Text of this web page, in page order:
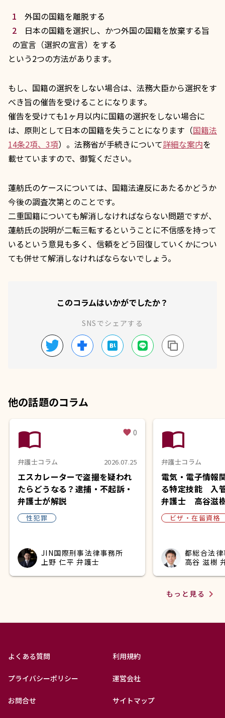
外国の国籍を離脱する
日本の国籍を選択し、かつ外国の国籍を放棄する旨
の宣言（選択の宣言）をする
という2つの方法があります。
もし、国籍の選択をしない場合は、法務大臣から選択をす
べき旨の催告を受けることになります。
催告を受けても1ヶ月以内に国籍の選択をしない場合に
は、原則として日本の国籍を失うことになります（国籍法
14条2項、3項）。法務省が手続きについて詳細な案内を
載せていますので、御覧ください。
蓮舫氏のケースについては、国籍法違反にあたるかどうか
今後の調査次第とのことです。
二重国籍についても解消しなければならない問題ですが、
蓮舫氏の説明が二転三転するということに不信感を持って
いるという意見も多く、信頼をどう回復していくかについ
ても併せて解消しなければならないでしょう。
このコラムはいかがでしたか？
SNSでシェアする
他の話題のコラム
import_contacts favorite 0
弁護士コラム 2026.07.25
エスカレーターで盗撮を疑われ
たらどうなる？逮捕・不起訴・
弁護士が解説
性犯罪
JIN国際刑事法律事務所
上野 仁平 弁護士
import_contacts
弁護士コラム
電気・電子情報
る特定技能 入
弁護士 高谷滋
ビザ・在留資格
都総合法
高谷 滋樹
もっと見る navigate_next
よくある質問 利用規約
プライバシーポリシー 運営会社
お問合せ サイトマップ